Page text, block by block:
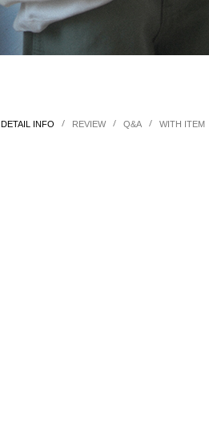
DETAIL INFO / REVIEW/ Q&A/ WITH ITEM